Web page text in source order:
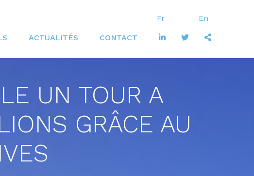
ACTUALITÉS CONTACT
Secondary
Navigation
Fr En
UN TOUR A
GRÂCE AU